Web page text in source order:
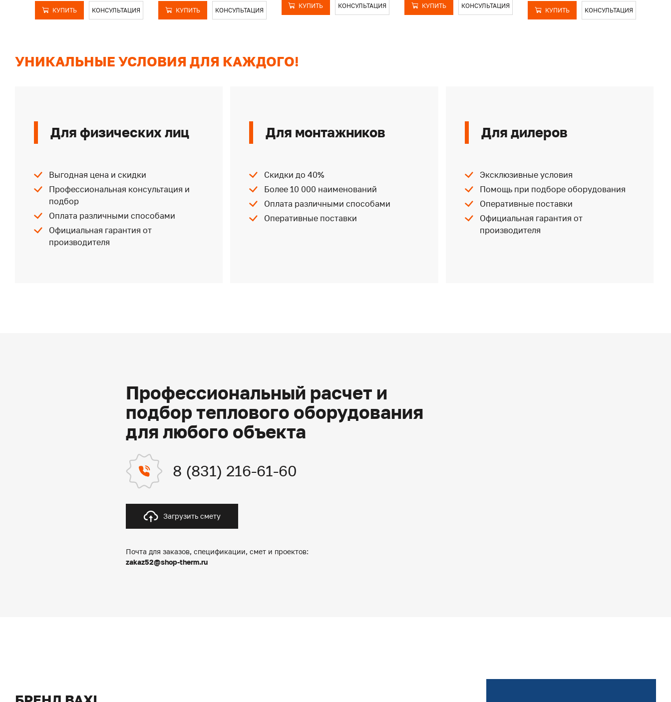
КУПИТЬ КОНСУЛЬТАЦИЯ КУПИТЬ КОНСУЛЬТАЦИЯ
КУПИТЬ КОНСУЛЬТАЦИЯ КУПИТЬ КОНСУЛЬТАЦИЯ
КУПИТЬ КОНСУЛЬТАЦИЯ
УНИКАЛЬНЫЕ УСЛОВИЯ ДЛЯ КАЖДОГО!
Для физических лиц
Выгодная цена и скидки
Профессиональная консультация и
подбор
Оплата различными способами
Официальная гарантия от
производителя
Для монтажников
Скидки до 40%
Более 10 000 наименований
Оплата различными способами
Оперативные поставки
Для дилеров
Эксклюзивные условия
Помощь при подборе оборудования
Оперативные поставки
Официальная гарантия от
производителя
Профессиональный расчет и
подбор теплового оборудования
для любого объекта
8 (831) 216-61-60
Загрузить смету
Почта для заказов, спецификации, смет и проектов:
zakaz52@shop-therm.ru